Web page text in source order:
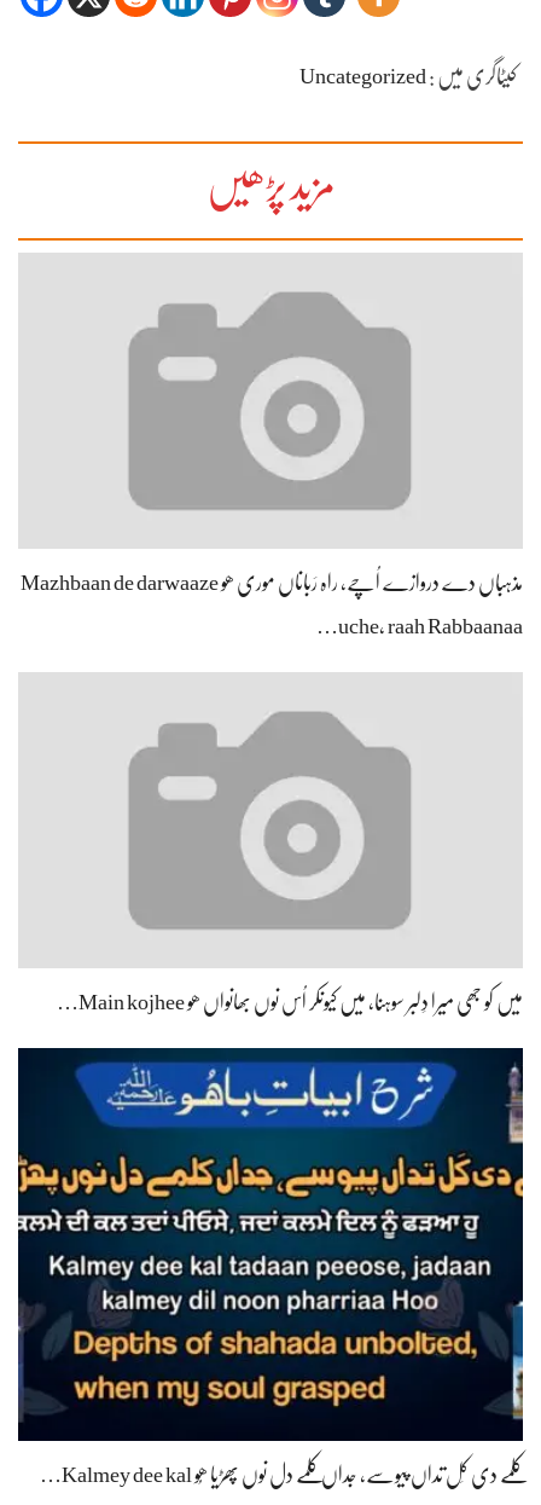
کیٹاگری میں : Uncategorized
مزید پڑھیں
مذہباں دے دروازے اُچے، راہ رَباناں موری ھو Mazhbaan de darwaaze
uche, raah Rabbaanaa…
میں کو جھی میرا دِلبر سوہنا، میں کیونکر اُس نوں بھانواں ھو Main kojhee…
کلمے دی کَل تداں پیوسے، جداں کلمے دل نوں پھڑیا ھُو Kalmey dee kal…